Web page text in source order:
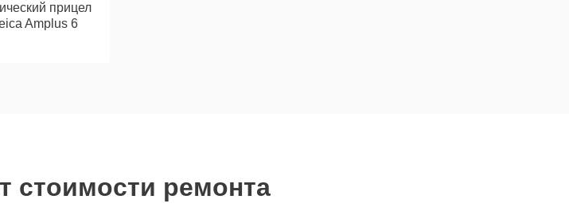
прицел
Amplus 6
стоимости ремонта